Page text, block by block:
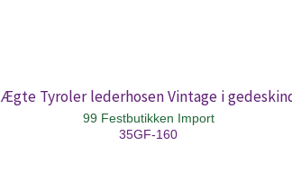
Ægte Tyroler lederhosen Vintage i
99 Festbutikken Import
35GF-160